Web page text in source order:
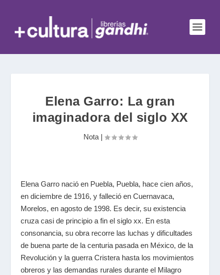
Elena Garro: La gran
imaginadora del siglo XX
Nota|
Elena Garro nació en Puebla, Puebla, hace cien años,
en diciembre de 1916, y falleció en Cuernavaca,
Morelos, en agosto de 1998. Es decir, su existencia
cruza casi de principio a fin el siglo xx. En esta
consonancia, su obra recorre las luchas y dificultades
de buena parte de la centuria pasada en México, de la
Revolución y la guerra Cristera hasta los movimientos
obreros y las demandas rurales durante el Milagro